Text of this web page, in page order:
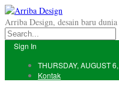
Arriba Design, desain baru
Sign In
THURSDAY, AUGUST
Kontak